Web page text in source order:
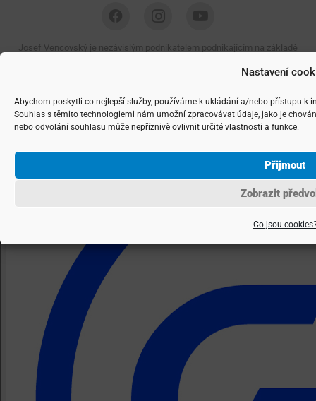
Nastavení
Abychom poskytli co nejlepší služby, používáme k ukládání a/nebo přístupu k
Souhlas s těmito technologiemi nám umožní zpracovávat údaje, jako je
nebo odvolání souhlasu může nepříznivě ovlivnit určité vlastnosti a funkce.
Přijmout
Zobrazit
Co jsou
Josef Vencovský je nezávislým podnikatelem podnikajícím na základě
Agentura maveb